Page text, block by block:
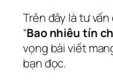
Trên đây là tư
“Bao nhiêu tín
vọng bài viết
bạn đọc.